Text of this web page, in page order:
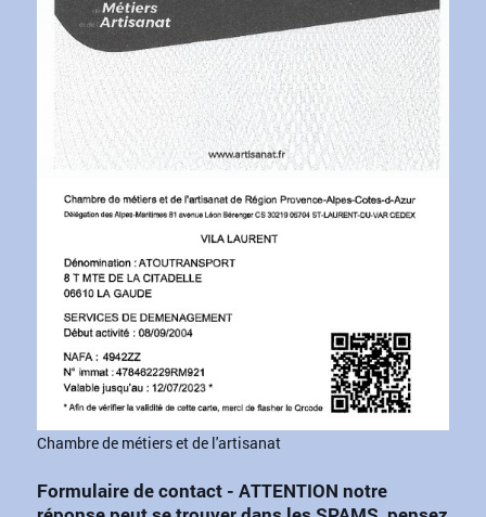
Chambre de métiers et de l'artisanat
Formulaire de contact - ATTENTION notre